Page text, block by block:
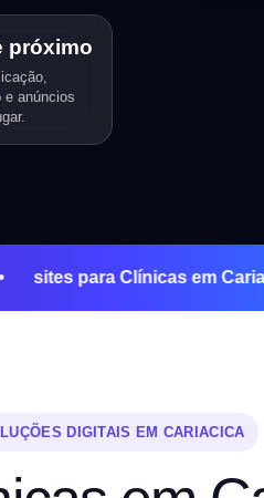
próximo
e anúncios
Ads• sites para Clínicas
DIGITAIS EM CARIACICA